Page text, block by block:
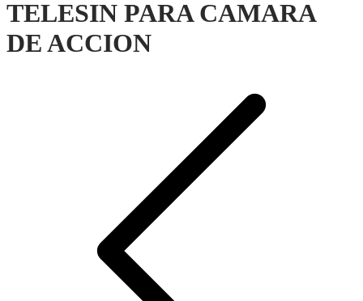
TELESIN PARA CAMARA
DE ACCION